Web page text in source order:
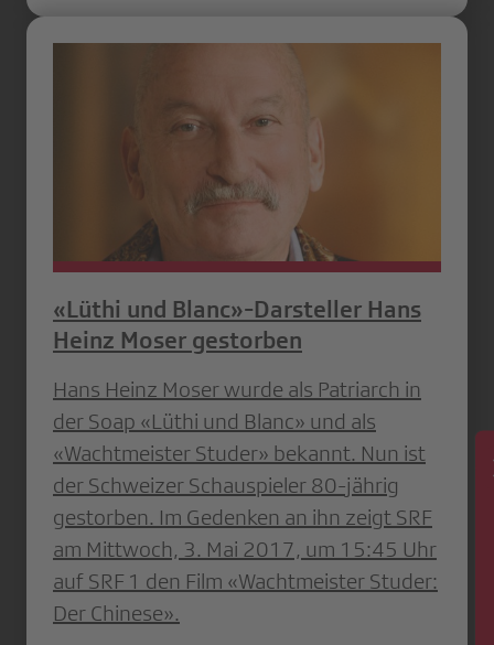
«Lüthi und Blanc»-Darsteller Hans
Heinz Moser gestorben
Hans Heinz Moser wurde als Patriarch in
der Soap «Lüthi und Blanc» und als
«Wachtmeister Studer» bekannt. Nun ist
der Schweizer Schauspieler 80-jährig
gestorben. Im Gedenken an ihn zeigt SRF
am Mittwoch, 3. Mai 2017, um 15:45 Uhr
auf SRF 1 den Film «Wachtmeister Studer:
Der Chinese».